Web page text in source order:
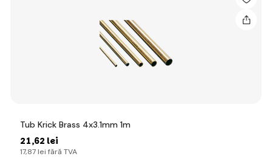
Tub Krick Brass 4x3.1mm 1m
21,62 lei
17,87 lei fără TVA